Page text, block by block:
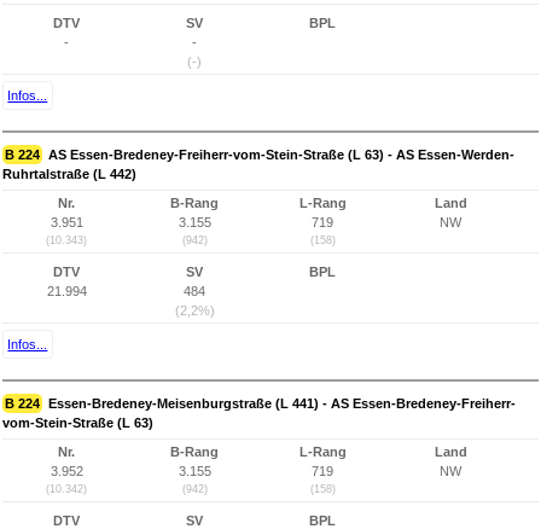
DTV
-
SV
-
(-)
BPL
Infos...
B 224 AS Essen-Bredeney-Freiherr-vom-Stein-Straße (L 63) - AS Essen-Werden-
Ruhrtalstraße (L 442)
Nr.
3.951
(10.343)
B-Rang
3.155
(942)
L-Rang
719
(158)
Land
NW
DTV
21.994
SV
484
(2,2%)
BPL
Infos...
B 224 Essen-Bredeney-Meisenburgstraße (L 441) - AS Essen-Bredeney-Freiherr-
vom-Stein-Straße (L 63)
Nr.
3.952
(10.342)
B-Rang
3.155
(942)
L-Rang
719
(158)
Land
NW
DTV
SV
BPL